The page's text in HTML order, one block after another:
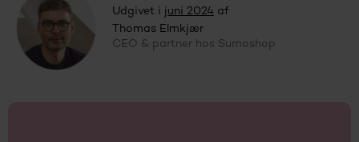
Udgivet i juni 2024 af
Thomas Elmkjær
CEO & partner hos Sumoshop